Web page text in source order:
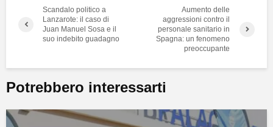
Scandalo politico a
Lanzarote: il caso di
Juan Manuel Sosa e il
suo indebito guadagno
Aumento delle
aggressioni contro il
personale sanitario in
Spagna: un fenomeno
preoccupante
Potrebbero interessarti